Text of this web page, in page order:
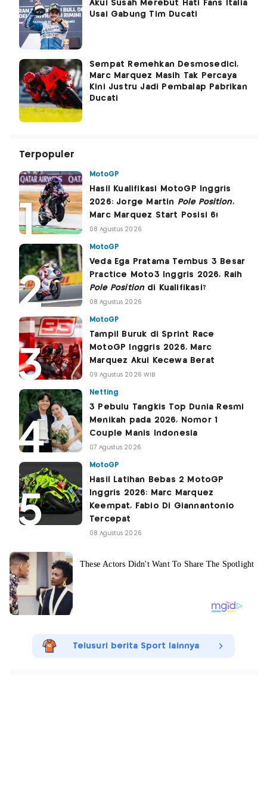
Akui Susah Merebut Hati Fans Italia
Usai Gabung Tim Ducati
Sempat Remehkan Desmosedici,
Marc Marquez Masih Tak Percaya
Kini Justru Jadi Pembalap Pabrikan
Ducati
Terpopuler
MotoGP
Hasil Kualifikasi MotoGP Inggris
2026: Jorge Martin Pole Position,
Marc Marquez Start Posisi 6!
08 Agustus 2026
MotoGP
Veda Ega Pratama Tembus 3 Besar
Practice Moto3 Inggris 2026, Raih
Pole Positiondi Kualifikasi?
08 Agustus 2026
MotoGP
Tampil Buruk di Sprint Race
MotoGP Inggris 2026, Marc
Marquez Akui Kecewa Berat
09 Agustus 2026 WIB
Netting
3 Pebulu Tangkis Top Dunia Resmi
Menikah pada 2026, Nomor 1
Couple Manis Indonesia
07 Agustus 2026
MotoGP
Hasil Latihan Bebas 2 MotoGP
Inggris 2026: Marc Marquez
Keempat, Fabio Di Giannantonio
Tercepat
08 Agustus 2026
Telusuri berita Sport lainnya